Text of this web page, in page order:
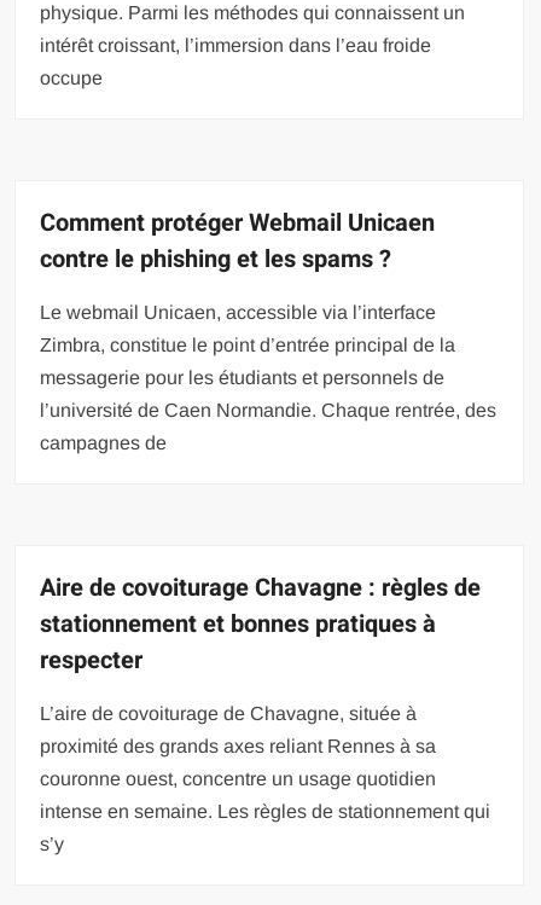
physique. Parmi les méthodes qui connaissent un
intérêt croissant, l’immersion dans l’eau froide
occupe
Comment protéger Webmail Unicaen
contre le phishing et les spams ?
Le webmail Unicaen, accessible via l’interface
Zimbra, constitue le point d’entrée principal de la
messagerie pour les étudiants et personnels de
l’université de Caen Normandie. Chaque rentrée, des
campagnes de
Aire de covoiturage Chavagne : règles de
stationnement et bonnes pratiques à
respecter
L’aire de covoiturage de Chavagne, située à
proximité des grands axes reliant Rennes à sa
couronne ouest, concentre un usage quotidien
intense en semaine. Les règles de stationnement qui
s’y